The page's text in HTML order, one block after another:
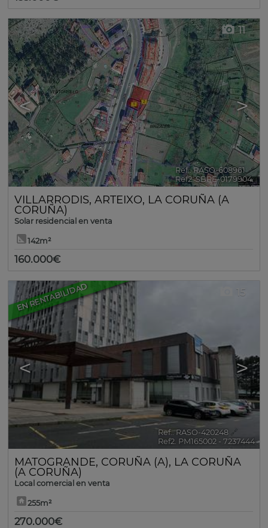
< >
11
Ref.. RASO-608961 🔗
Ref2. SBRE-0179904
VILLARRODIS, ARTEIXO, LA CORUÑA (A
CORUÑA)
Solar residencial en venta
142m²
160.000€
EN RENTABILIDAD
< >
15
Ref.. RASO-420248 🔗
Ref2. PM165002 - 7237444
MATOGRANDE, CORUÑA (A), LA CORUÑA
(A CORUÑA)
Local comercial en venta
255m²
270.000€